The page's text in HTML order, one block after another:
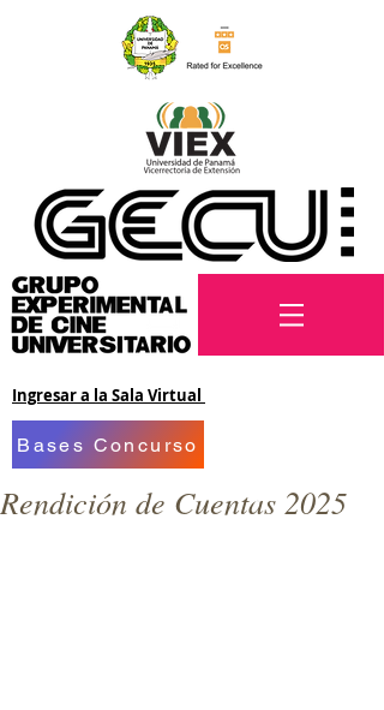
Ingresar a la Sala Virtual
Bases Concurso
Rendición de Cuentas 2025